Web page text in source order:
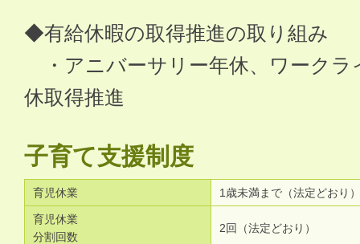
◆有給休暇の取得推進の取り組み
・アニバーサリー年休、ワークラ
休取得推進
子育て支援制度
育児休業 1歳未満まで（法定どおり）
育児休業
分割回数
2回（法定どおり）